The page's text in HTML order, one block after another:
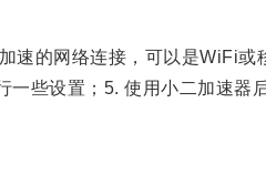
速的网络连接，可以是WiFi或
一些设置；5. 使用小二加速器